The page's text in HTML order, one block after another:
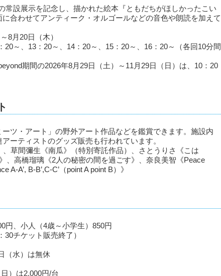
常設展示を記念し、描かれた絵本『ともだちがほしかったこい
合わせてアンティーク・オルゴールなどの音色や朗読を加えて
8月20日（木）
20～、13：20～、14：20～、15：20～、16：20～（各回10分間
期間の2026年8月29日（土）～11月29日（日）は、10：20
ツ・アート」の野外アート作品などを鑑賞できます。施設内
ーティストのグッズ販売も行われています。
草間彌生《南瓜》（特別寄託作品）、さとうりさ《こは
、高橋瑠璃《2人の秘密の間を過ごす》、奈良美智《Peace
A-A’, B-B’,C-C’（point A point B）》
円、小人（4歳～小学生）850円
チケット販売終了）
（水）は無休
）は2,000円/台